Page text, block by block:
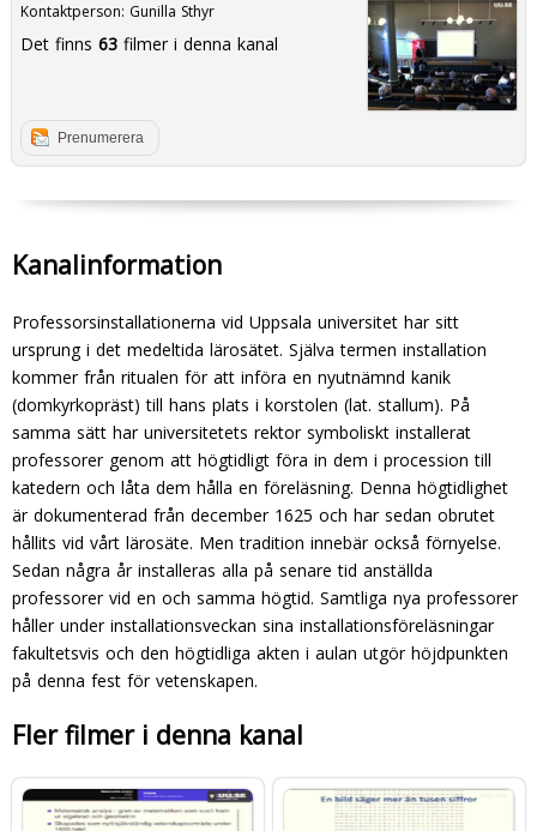
Kontaktperson: Gunilla Sthyr
Det finns 63filmer i denna kanal
Prenumerera
Kanalinformation
Professorsinstallationerna vid Uppsala universitet har sitt
ursprung i det medeltida lärosätet. Själva ter­men installation
kommer från ritualen för att in­föra en nyutnämnd kanik
(domkyrkopräst) till hans plats i korstolen (lat. stallum). På
samma sätt har universitetets rektor symboliskt installerat
professorer genom att högtidligt föra in dem i procession till
kate­dern och låta dem hålla en föreläsning. Denna högtidlig­het
är dokumenterad från december 1625 och har sedan obrutet
hållits vid vårt lärosäte. Men tradition innebär också förnyelse.
Sedan några år installeras alla på senare tid anställda
professorer vid en och samma högtid. Samt­liga nya professorer
håller under installationsveckan sina installationsföreläsningar
fakultetsvis och den högtidliga akten i aulan utgör höjdpunkten
på denna fest för ve­tenskapen.
Fler filmer i denna kanal